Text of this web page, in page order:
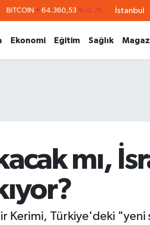
BITCOIN 64.360,53 %-0.76
55,0265 %0.01
İstanbul
Ekonomi Eğitim Sağlık
mı,
Kerimi, Türkiye'deki "yeni